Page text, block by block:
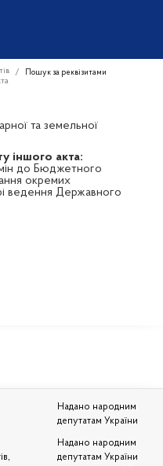
Пошук за реквізитами
та земельної
іншого акта:
до Бюджетного
окремих
ведення Державного
Надано народним
депутатам України
Надано народним
депутатам України